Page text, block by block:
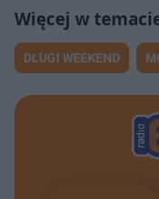
DŁUGI WEEKEND